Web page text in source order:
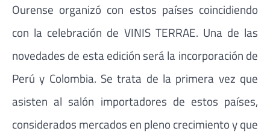
Ourense organizó con estos países coincidiendo
con la celebración de VINIS TERRAE. Una de las
novedades de esta edición será la incorporación de
Perú y Colombia. Se trata de la primera vez que
asisten al salón importadores de estos países,
considerados mercados en pleno crecimiento y que